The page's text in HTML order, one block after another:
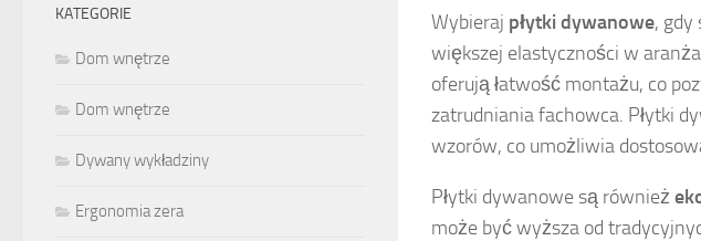
Wybieraj płytki dywanowe, gdy
większej elastyczności w
oferują łatwość montażu, co
zatrudniania fachowca. Płytki
wzorów, co umożliwia
Płytki dywanowe są również
może być wyższa od
KATEGORIE
Dom wnętrze
Dom wnętrze
Dywany wykładziny
Ergonomia zera